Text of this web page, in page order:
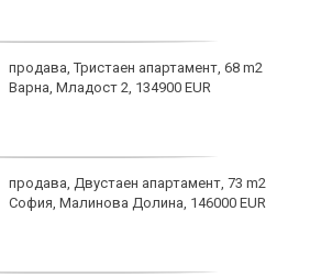
продава, Тристаен апартамент, 68 m2
Варна, Младост 2, 134900 EUR
продава, Двустаен апартамент, 73 m2
София, Малинова Долина, 146000 EUR